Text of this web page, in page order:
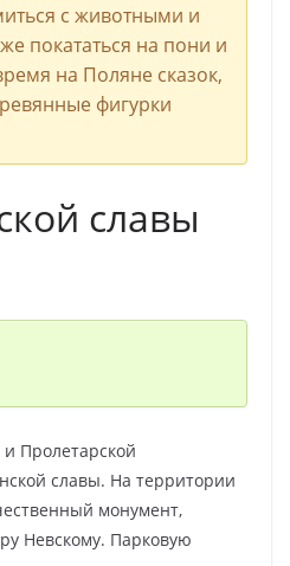
с животными и
покататься на пони и
на Поляне сказок,
фигурки
славы
Пролетарской
славы. На территории
монумент,
Невскому. Парковую